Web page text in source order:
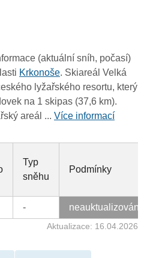
(aktuální sníh, počasí)
Krkonoše. Skiareál Velká
lyžařského resortu, který
na 1 skipas (37,6 km).
areál ... Více informací
Typ
sněhu
Podmínky
- neauktualizováno
Aktualizace: 16.04.2026